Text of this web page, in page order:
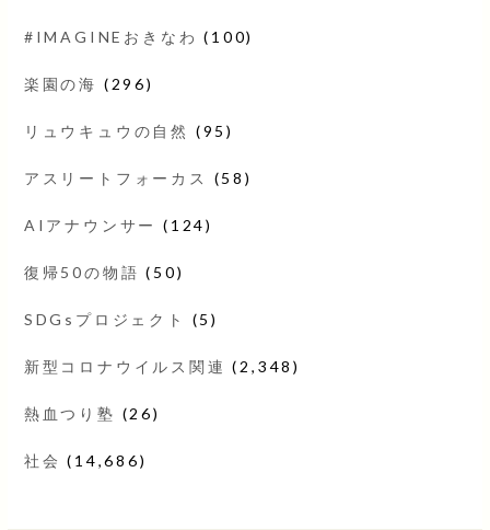
#IMAGINEおきなわ (100)
楽園の海 (296)
リュウキュウの自然 (95)
アスリートフォーカス (58)
AIアナウンサー (124)
復帰50の物語 (50)
SDGsプロジェクト (5)
新型コロナウイルス関連 (2,348)
熱血つり塾 (26)
社会 (14,686)